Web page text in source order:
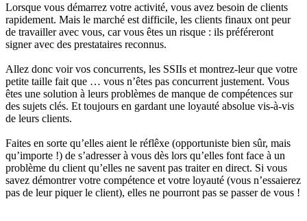
Lorsque vous démarrez votre activité, vous avez besoin de clients
rapidement. Mais le marché est difficile, les clients finaux ont peur
de travailler avec vous, car vous êtes un risque : ils préféreront
signer avec des prestataires reconnus.
Allez donc voir vos concurrents, les SSIIs et montrez-leur que votre
petite taille fait que … vous n’êtes pas concurrent justement. Vous
êtes une solution à leurs problèmes de manque de compétences sur
des sujets clés. Et toujours en gardant une loyauté absolue vis-à-vis
de leurs clients.
Faites en sorte qu’elles aient le réflêxe (opportuniste bien sûr, mais
qu’importe !) de s’adresser à vous dès lors qu’elles font face à un
problème du client qu’elles ne savent pas traiter en direct. Si vous
savez démontrer votre compétence et votre loyauté (vous n’essaierez
pas de leur piquer le client), elles ne pourront pas se passer de vous !